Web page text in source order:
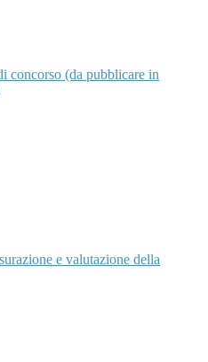
concorso (da pubblicare in
e valutazione della